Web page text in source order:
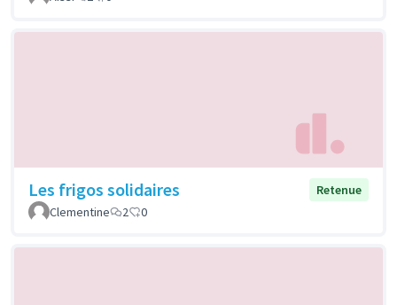
Les frigos solidaires
Retenue
Clementine
2 0